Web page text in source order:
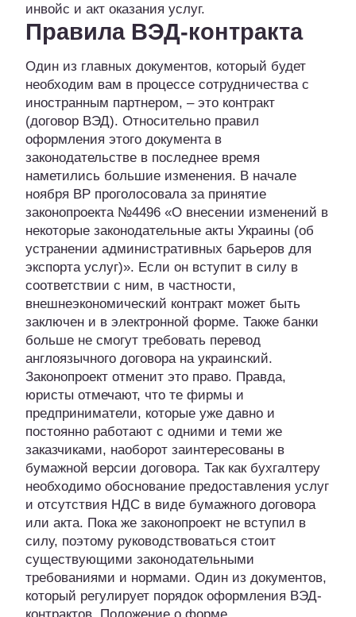
инвойс и акт оказания услуг.
Правила ВЭД-контракта
Один из главных документов, который будет
необходим вам в процессе сотрудничества с
иностранным партнером, – это контракт
(договор ВЭД). Относительно правил
оформления этого документа в
законодательстве в последнее время
наметились большие изменения. В начале
ноября ВР проголосовала за принятие
законопроекта №4496 «О внесении изменений в
некоторые законодательные акты Украины (об
устранении административных барьеров для
экспорта услуг)». Если он вступит в силу в
соответствии с ним, в частности,
внешнеэкономический контракт может быть
заключен и в электронной форме. Также банки
больше не смогут требовать перевод
англоязычного договора на украинский.
Законопроект отменит это право. Правда,
юристы отмечают, что те фирмы и
предприниматели, которые уже давно и
постоянно работают с одними и теми же
заказчиками, наоборот заинтересованы в
бумажной версии договора. Так как бухгалтеру
необходимо обоснование предоставления услуг
и отсутствия НДС в виде бумажного договора
или акта. Пока же законопроект не вступил в
силу, поэтому руководствоваться стоит
существующими законодательными
требованиями и нормами. Один из документов,
который регулирует порядок оформления ВЭД-